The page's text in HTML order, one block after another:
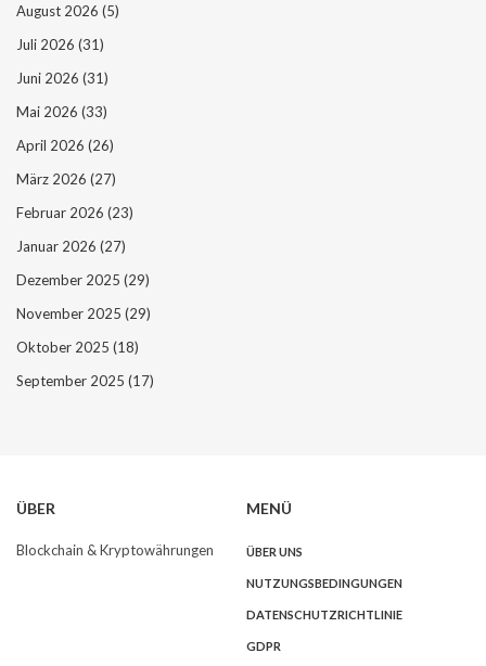
August 2026 (5)
Juli 2026 (31)
Juni 2026 (31)
Mai 2026 (33)
April 2026 (26)
März 2026 (27)
Februar 2026 (23)
Januar 2026 (27)
Dezember 2025 (29)
November 2025 (29)
Oktober 2025 (18)
September 2025 (17)
ÜBER
Blockchain & Kryptowährungen
MENÜ
ÜBER UNS
NUTZUNGSBEDINGUNGEN
DATENSCHUTZRICHTLINIE
GDPR